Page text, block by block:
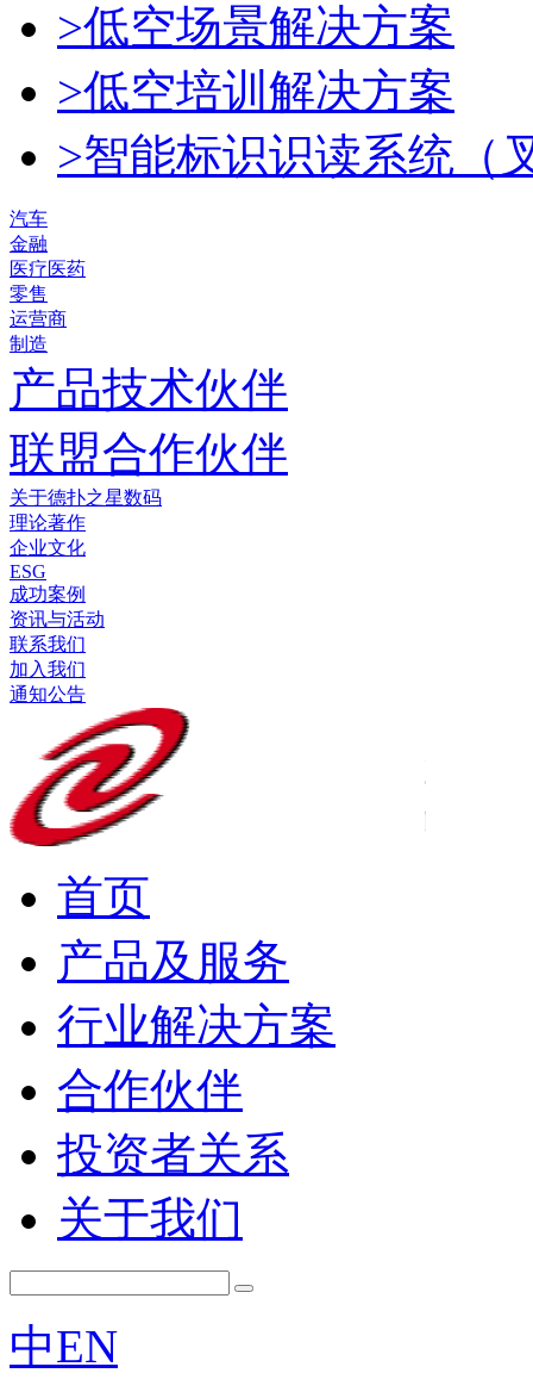
>低空场景解决方案
>低空培训解决方案
>智能标识识读系统（
汽车
金融
医疗医药
零售
运营商
制造
产品技术伙伴
联盟合作伙伴
关于德扑之星数码
理论著作
企业文化
ESG
成功案例
资讯与活动
联系我们
加入我们
通知公告
首页
产品及服务
行业解决方案
合作伙伴
投资者关系
关于我们
中EN